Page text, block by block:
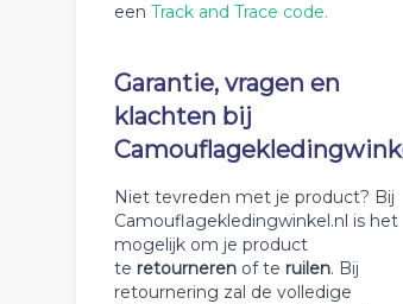
een Track and Trace code.
Garantie, vragen en
klachten bij
Niet tevreden met je product? Bij
Camouflagekledingwinkel.nl is het
mogelijk om je product
te retourneren of te ruilen. Bij
retournering zal de volledige